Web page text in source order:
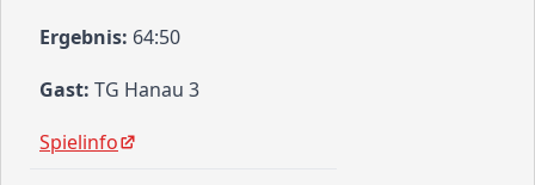
64:50
TG Hanau 3
Spielinfo